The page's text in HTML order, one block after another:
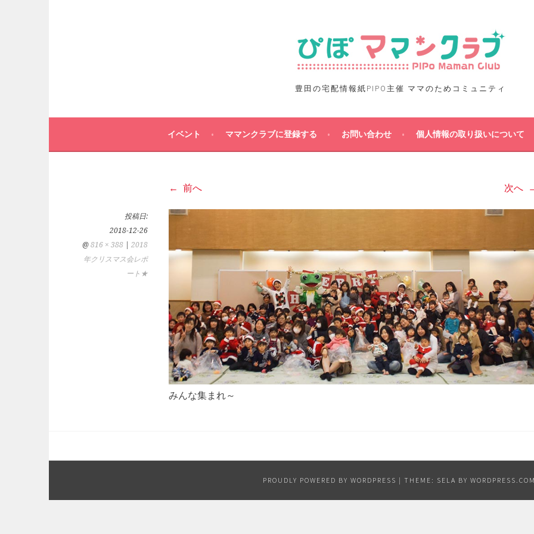
豊田の宅配情報紙PIPO主催 ママのためコミュニティ
イベント ママンクラブに登録する お問い合わせ 個人情報の取り扱いについて
前へ 次へ
投稿日:
2018-12-26
@ 816 × 388
2018
年クリスマス会レポ
ート★
みんな集まれ～
PROUDLY POWERED BY WORDPRESS | THEME: SELA BY